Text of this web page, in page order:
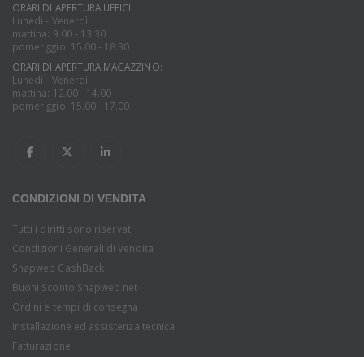
ORARI DI APERTURA UFFICI:
Lunedi - Venerdì
mattina: 9.00 - 13.30
pomeriggio: 15.00 - 18.30
ORARI DI APERTURA MAGAZZINO:
Lunedi - Venerdì
mattina: 12.00 - 14.00
pomeriggio: 15.00 - 17.00
CONDIZIONI DI VENDITA
Tutti i diritti sono riservati
Condizioni Generali di Vendita
Snapweb CashBack
Buoni Sconto Snapweb.net
Ordini e tempi di consegna
Installazione ed assistenza tecnica
Fatturazione